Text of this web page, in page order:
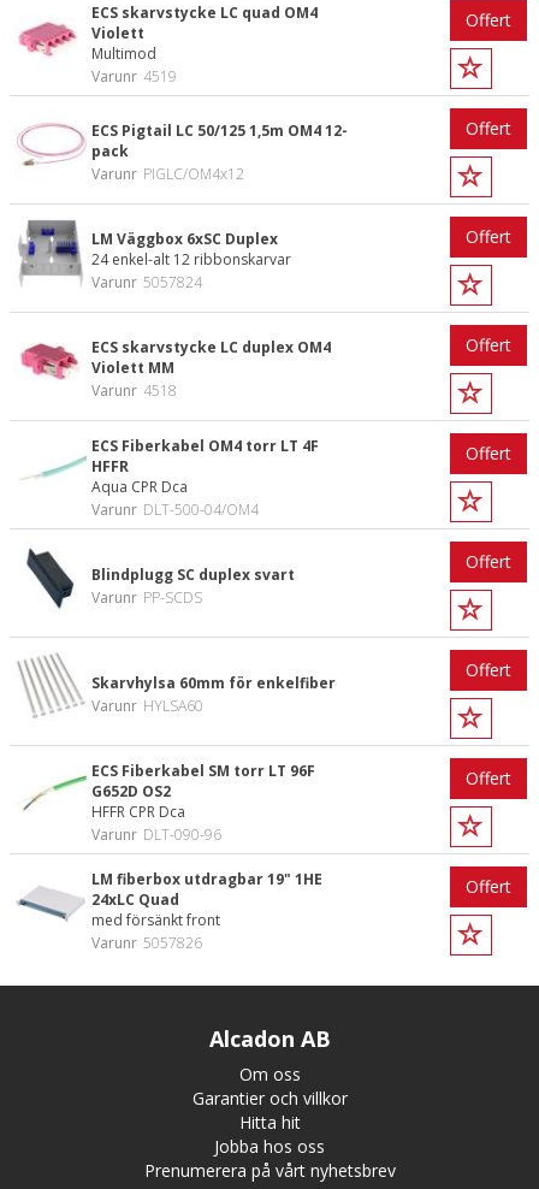
ECS skarvstycke LC quad OM4
Violett
Multimod
Varunr 4519
Offert
ECS Pigtail LC 50/125 1,5m OM4 12-
pack
Varunr PIGLC/OM4x12
Offert
LM Väggbox 6xSC Duplex
24 enkel-alt 12 ribbonskarvar
Varunr 5057824
Offert
ECS skarvstycke LC duplex OM4
Violett MM
Varunr 4518
Offert
ECS Fiberkabel OM4 torr LT 4F
HFFR
Aqua CPR Dca
Varunr DLT-500-04/OM4
Offert
Blindplugg SC duplex svart
Varunr PP-SCDS
Offert
Skarvhylsa 60mm för enkelfiber
Varunr HYLSA60
Offert
ECS Fiberkabel SM torr LT 96F
G652D OS2
HFFR CPR Dca
Varunr DLT-090-96
Offert
LM fiberbox utdragbar 19" 1HE
24xLC Quad
med försänkt front
Varunr 5057826
Offert
Alcadon AB
Om oss
Garantier och villkor
Hitta hit
Jobba hos oss
Prenumerera på vårt nyhetsbrev